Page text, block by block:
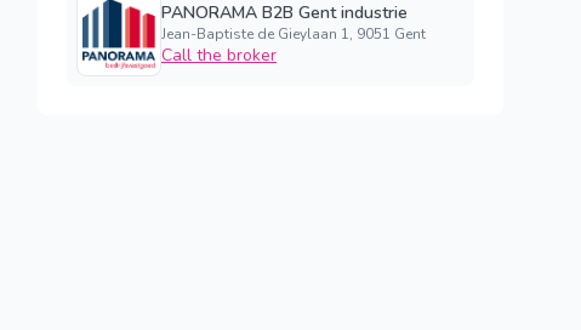
PANORAMA B2B Gent industrie
Jean-Baptiste de Gieylaan 1, 9051 Gent
Call the broker